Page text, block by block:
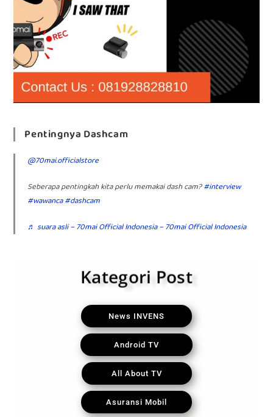
Pentingnya Dashcam
@70mai.officialstore
Seberapa pentingkah kita perlu memakai dash cam?#interview
#wawanca#dashcam
♬ suara asli – 70mai Official Indonesia – 70mai Official Indonesia
Kategori Post
News INVENS
Android TV
All About TV
Asuransi Mobil